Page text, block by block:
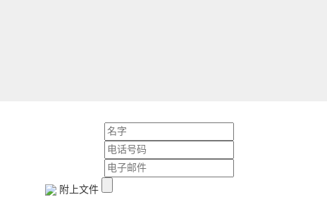
附上文件